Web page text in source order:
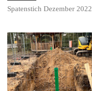
Spatenstich Dezember 2022